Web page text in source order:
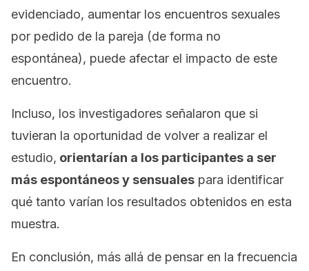
evidenciado, aumentar los encuentros sexuales
por pedido de la pareja (de forma no
espontánea), puede afectar el impacto de este
encuentro.
Incluso, los investigadores señalaron que si
tuvieran la oportunidad de volver a realizar el
estudio, orientarían a los participantes a ser
más espontáneos y sensuales para identificar
qué tanto varían los resultados obtenidos en esta
muestra.
En conclusión, más allá de pensar en la frecuencia